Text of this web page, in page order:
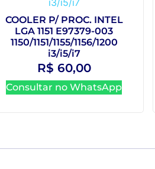
COOLER P/ PROC. INTEL
LGA 1151 E97379-003
1150/1151/1155/1156/1200
i3/i5/i7
R$ 60,00
Consultar no WhatsApp